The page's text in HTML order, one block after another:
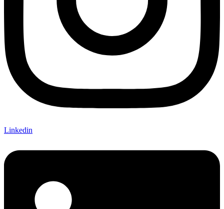
Linkedin